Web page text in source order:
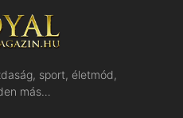
sport, életmód,
más…